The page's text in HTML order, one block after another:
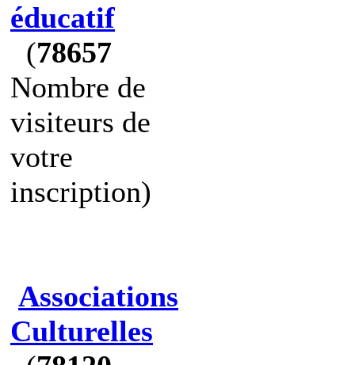
éducatif
(78657
Nombre de
visiteurs de
votre
inscription)
Associations
Culturelles